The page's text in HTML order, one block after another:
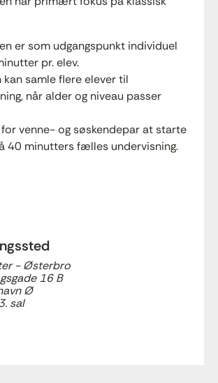
er som udgangspunkt individuel
pr. elev.
kan samle flere elever til
når alder og niveau passer
venne- og søskendepar at starte
40 minutters fælles undervisning.
- Østerbro
16 B
Ø
sal